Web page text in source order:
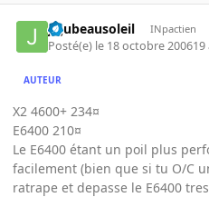
jujubeausoleil INpactien
Posté(e) le 18 octobre 200619
AUTEUR
X2 4600+ 234¤
E6400 210¤
Le E6400 étant un poil plus
facilement (bien que si tu O/C
ratrape et depasse le E6400